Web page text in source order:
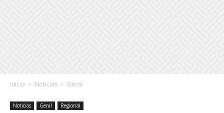
Início Notícias Geral
Notícias Geral Regional